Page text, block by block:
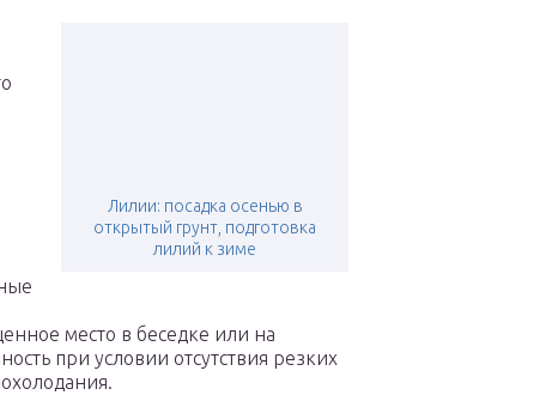
Лилии: посадка осенью в
открытый грунт, подготовка
лилий к зиме
место в беседке или на
при условии отсутствия резких